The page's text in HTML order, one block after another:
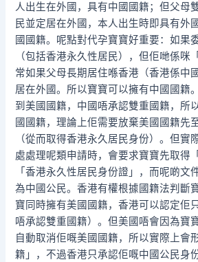
人出生在外國，具有中國國籍；但父母
民並定居在外國，本人出生時即具有外
國國籍。呢點對代孕寶寶好重要：如果
（包括香港永久性居民），但佢哋係咪
常如果父母長期居住喺香港（香港係中
居在外國。所以寶寶可以擁有中國國籍
到美國國籍，中國唔承認雙重國籍，所
國國籍，理論上佢需要放棄美國國籍先
（從而取得香港永久居民身份）。但實
處處理呢類申請時，會要求寶寶先取得
「香港永久性居民身份證」，而呢啲文
為中國公民。香港有權根據國籍法判斷
寶同時擁有美國國籍，香港可以認定佢
唔承認雙重國籍）。但美國唔會因為寶
自動取消佢嘅美國國籍，所以實際上會
籍」，不過香港只承認佢嘅中國公民身份